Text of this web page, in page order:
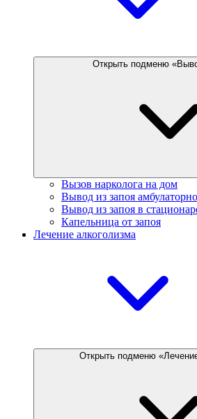
Открыть подменю
Вызов нарколога на дом
Вывод из запоя амбулаторно
Вывод из запоя в
Капельница от запоя
Лечение алкоголизма
Открыть подменю